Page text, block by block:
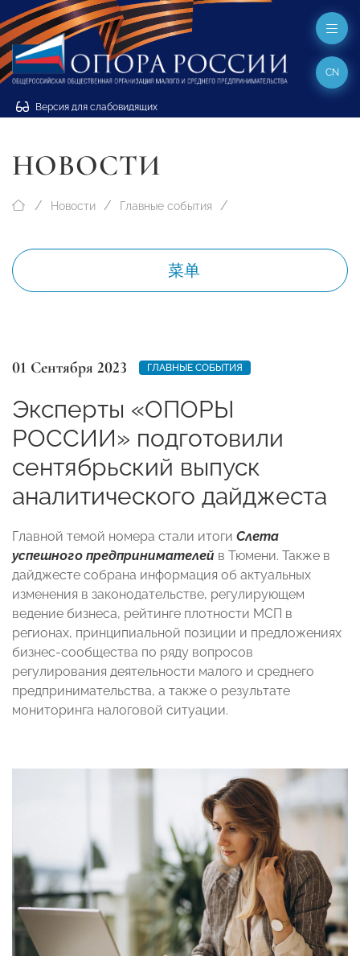
Версия для слабовидящих
CN
НОВОСТИ
Новости Главные события
菜单
01 Сентября 2023 ГЛАВНЫЕ СОБЫТИЯ
Эксперты «ОПОРЫ
РОССИИ» подготовили
сентябрьский выпуск
аналитического дайджеста
Главной темой номера стали итоги Слета
успешного предпринимателей в Тюмени. Также в
дайджесте собрана информация об актуальных
изменения в законодательстве, регулирующем
ведение бизнеса, рейтинге плотности МСП в
регионах, принципиальной позиции и предложениях
бизнес-сообщества по ряду вопросов
регулирования деятельности малого и среднего
предпринимательства, а также о результате
мониторинга налоговой ситуации.